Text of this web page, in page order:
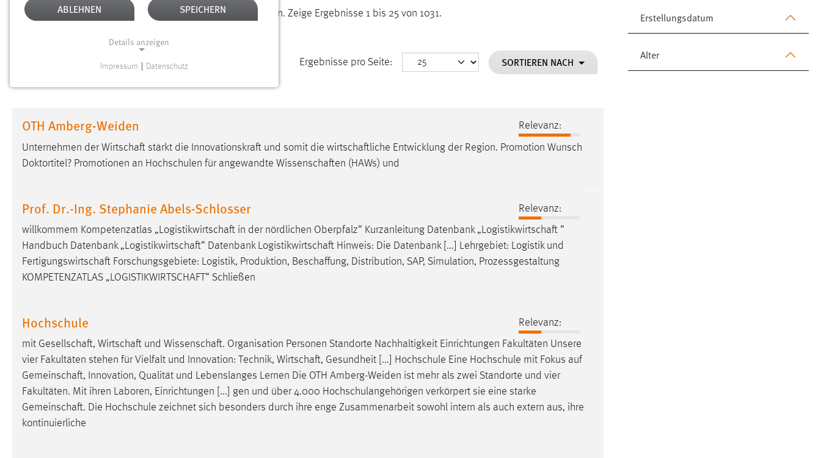
Erstellungsdatum
Alter
Gesucht nach "schäfer". Es wurden 1031 Ergebnisse gefunden. Zeige Ergebnisse 1 bis 25 von 1031.
Ergebnisse pro Seite: SORTIEREN NACH
OTH Amberg-Weiden
Relevanz:
Unternehmen derWirtschaft stärkt die Innovationskraft und somit die wirtschaftliche Entwicklung der Region. Promotion Wunsch
Doktortitel? Promotionen an Hochschulen für angewandte Wissenschaften (HAWs) und
Prof. Dr.-Ing. Stephanie Abels-Schlosser
Relevanz:
willkommem Kompetenzatlas „Logistikwirtschaft in der nördlichen Oberpfalz“ Kurzanleitung Datenbank „Logistikwirtschaft “
Handbuch Datenbank „Logistikwirtschaft“ Datenbank Logistikwirtschaft Hinweis: Die Datenbank [...] Lehrgebiet: Logistik und
Fertigungswirtschaft Forschungsgebiete: Logistik, Produktion, Beschaffung, Distribution, SAP, Simulation, Prozessgestaltung
KOMPETENZATLAS „LOGISTIKWIRTSCHAFT“ Schließen
Hochschule
Relevanz:
mit Gesellschaft, Wirtschaft und Wissenschaft. Organisation Personen Standorte Nachhaltigkeit Einrichtungen Fakultäten Unsere
vier Fakultäten stehen für Vielfalt und Innovation: Technik, Wirtschaft, Gesundheit [...] Hochschule Eine Hochschule mit Fokus auf
Gemeinschaft, Innovation, Qualität und Lebenslanges Lernen Die OTH Amberg-Weiden ist mehr als zwei Standorte und vier
Fakultäten. Mit ihren Laboren, Einrichtungen [...] gen und über 4.000 Hochschulangehörigen verkörpert sie eine starke
Gemeinschaft. Die Hochschule zeichnet sich besonders durch ihre enge Zusammenarbeit sowohl intern als auch extern aus, ihre
kontinuierliche
ABLEHNEN SPEICHERN
Details anzeigen
Website erforderlich.
Einverständnis
Zweck:
Dieser Cookie speichert die
ausgewählten Einverständnis-Optionen
des Benutzers
Cookie Laufzeit: 1 Jahr
in diesem Cookie gespeichert, ob man
eingeloggt ist.
Sprachpräferenz
Name:
Impressum Datenschutz